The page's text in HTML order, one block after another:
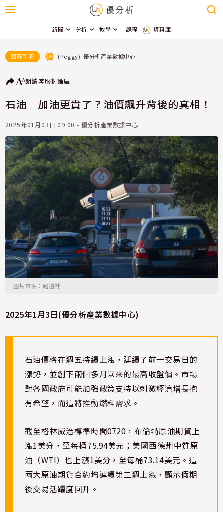
新聞 分析 教學 課程 資料庫
國際新聞 (Peggy)-優分析產業數據中心
朗讀客服討論區
石油｜加油更貴了？油價飆升背後的真相！
2025年01月03日 09:00 - 優分析產業數據中心
圖片來源：路透社
2025年1月3日(優分析產業數據中心)
石油價格在週五持續上漲，延續了前一交易日的
漲勢，並創下兩個多月以來的最高收盤價。市場
對各國政府可能加強政策支持以刺激經濟增長抱
有希望，而這將推動燃料需求。
截至格林威治標準時間0720，布倫特原油期貨上
漲1美分，至每桶75.94美元；美國西德州中質原
油（WTI）也上漲1美分，至每桶73.14美元。這
兩大原油期貨合約均連續第二週上漲，顯示假期
後交易活躍度回升。